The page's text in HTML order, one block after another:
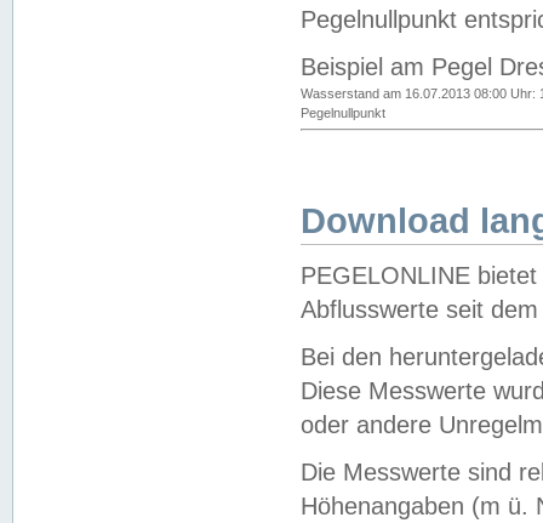
Pegelnullpunkt
Beispiel am Pegel
Wasserstand am 16.07.2013 08:00 Uhr:
Pegelnullpunkt
Download
PEGELONLINE
Abflusswerte seit
Bei den
Diese Messwerte
oder andere
Die Messwerte sind
Höhenangaben (m ü.